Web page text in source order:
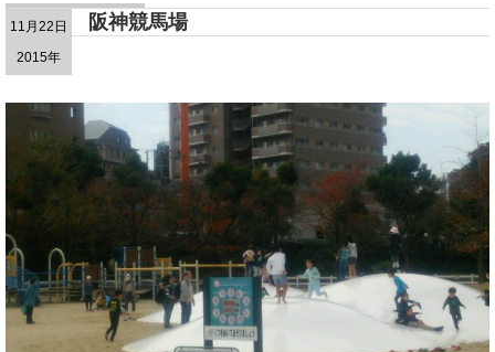
11月22日
2015年
阪神競馬場